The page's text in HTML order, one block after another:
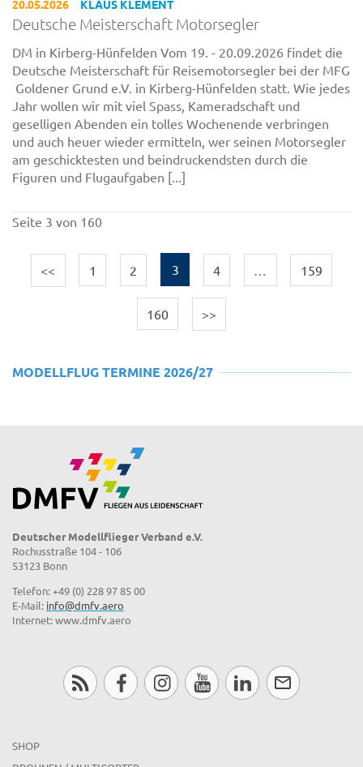
20.05.2026 KLAUS KLEMENT
Deutsche Meisterschaft Motorsegler
DM in Kirberg-Hünfelden Vom 19. - 20.09.2026 findet die
Deutsche Meisterschaft für Reisemotorsegler bei der MFG
Goldener Grund e.V. in Kirberg-Hünfelden statt. Wie jedes
Jahr wollen wir mit viel Spass, Kameradschaft und
geselligen Abenden ein tolles Wochenende verbringen
und auch heuer wieder ermitteln, wer seinen Motorsegler
am geschicktesten und beindruckendsten durch die
Figuren und Flugaufgaben [...]
Seite 3 von 160
<< 1 2 3 4 159
160 >>
MODELLFLUG TERMINE 2026/27
Deutscher Modellflieger Verband e.V.
Rochusstraße 104 - 106
53123 Bonn
Telefon: +49 (0) 228 97 85 00
E-Mail: info@dmfv.aero
Internet: www.dmfv.aero
SHOP